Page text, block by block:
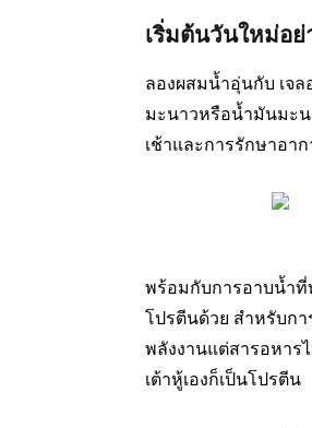
เริ่มต้นวันใหม่อ
ลองผสมน้ำอุ่นกับ เจ
มะนาวหรือน้ำมันมะ
เช้าและการรักษาอา
พร้อมกับการอาบน้ำที่
โปรตีนด้วย สำหรับก
พลังงานแต่สารอหารไ
เต้าหู้เองก็เป็นโปรตีน